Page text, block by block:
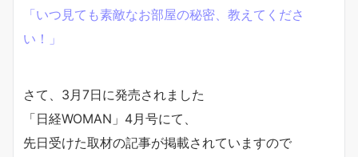
「いつ見ても素敵なお部屋の秘密、教えてくださ
い！」
さて、3月7日に発売されました
「日経WOMAN」4月号にて、
先日受けた取材の記事が掲載されていますので